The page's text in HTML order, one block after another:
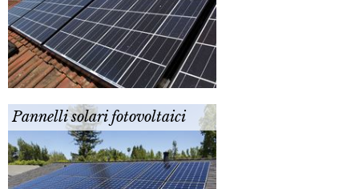
Pannelli solari fotovoltaici